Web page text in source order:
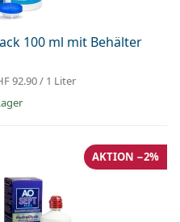
100 ml mit Behälter
92.90/ 1 Liter
AKTION −2%